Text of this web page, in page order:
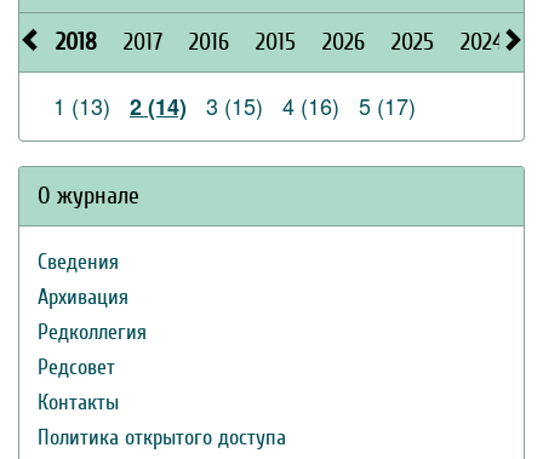
2018 2017 2016 2015 2026 2025 2024
1 (13) 2 (14) 3 (15) 4 (16) 5 (17)
О журнале
Сведения
Архивация
Редколлегия
Редсовет
Контакты
Политика открытого доступа